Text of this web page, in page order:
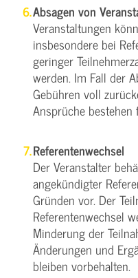
Absagen von
Veranstaltungen
insbesondere bei
geringer
werden. Im Fall der
Gebühren voll
Ansprüche
Referentenwechsel
Der Veranstalter
angekündigter
Gründen vor. Der
Referentenwechsel
Minderung der
Änderungen und
bleiben vorbehalten.